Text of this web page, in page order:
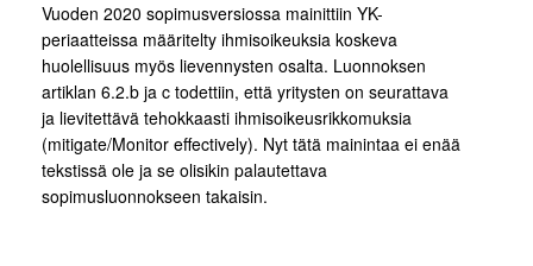
Vuoden 2020 sopimusversiossa mainittiin YK-
periaatteissa määritelty ihmisoikeuksia koskeva
huolellisuus myös lievennysten osalta. Luonnoksen
artiklan 6.2.b ja c todettiin, että yritysten on seurattava
ja lievitettävä tehokkaasti ihmisoikeusrikkomuksia
(mitigate/Monitor effectively). Nyt tätä mainintaa ei enää
tekstissä ole ja se olisikin palautettava
sopimusluonnokseen takaisin.